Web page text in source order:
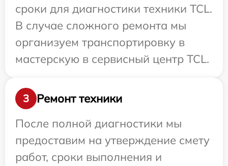
сроки для диагностики техники TCL.
В случае сложного ремонта мы
организуем транспортировку в
мастерскую в сервисный центр TCL.
3
Ремонт техники
После полной диагностики мы
предоставим на утверждение смету
работ, сроки выполнения и